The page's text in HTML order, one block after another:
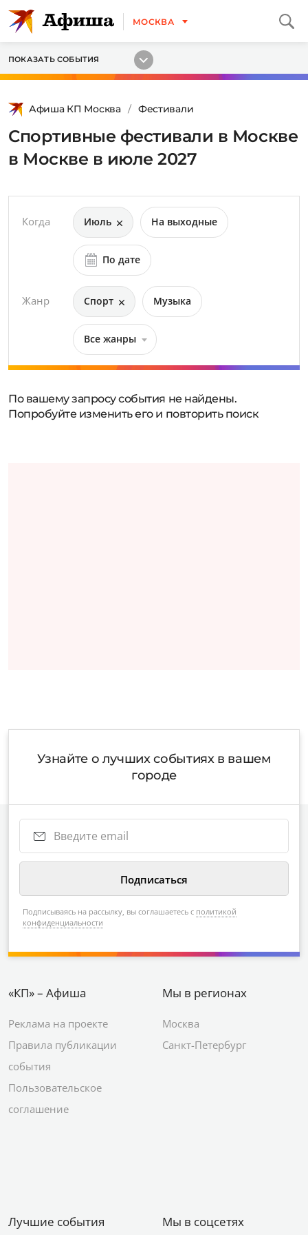
МОСКВА
ПОКАЗАТЬ СОБЫТИЯ
Афиша КП Москва Фестивали
Спортивные фестивали в Москве
в Москве в июле 2027
Когда Июль На выходные
По дате
Жанр Спорт Музыка
Все жанры
По вашему запросу события не найдены.
Попробуйте изменить его и повторить поиск
Узнайте о лучших событиях в вашем
городе
Подписываясь на рассылку, вы соглашаетесь с политикой
конфиденциальности
«КП» – Афиша
Реклама на проекте
Правила публикации
события
Пользовательское
соглашение
Мы в регионах
Москва
Санкт-Петербург
Лучшие события Мы в соцсетях